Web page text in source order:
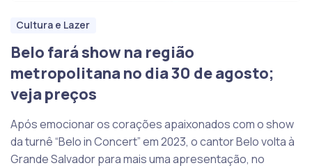
Cultura e Lazer
Belo fará show na região
metropolitana no dia 30 de agosto;
veja preços
Após emocionar os corações apaixonados com o show
da turnê “Belo in Concert” em 2023, o cantor Belo volta à
Grande Salvador para mais uma apresentação, no